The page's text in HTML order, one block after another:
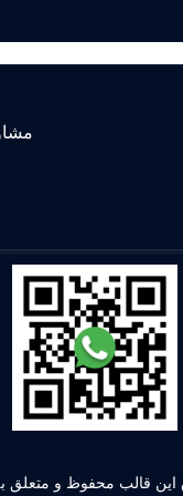
این قالب محفوظ و